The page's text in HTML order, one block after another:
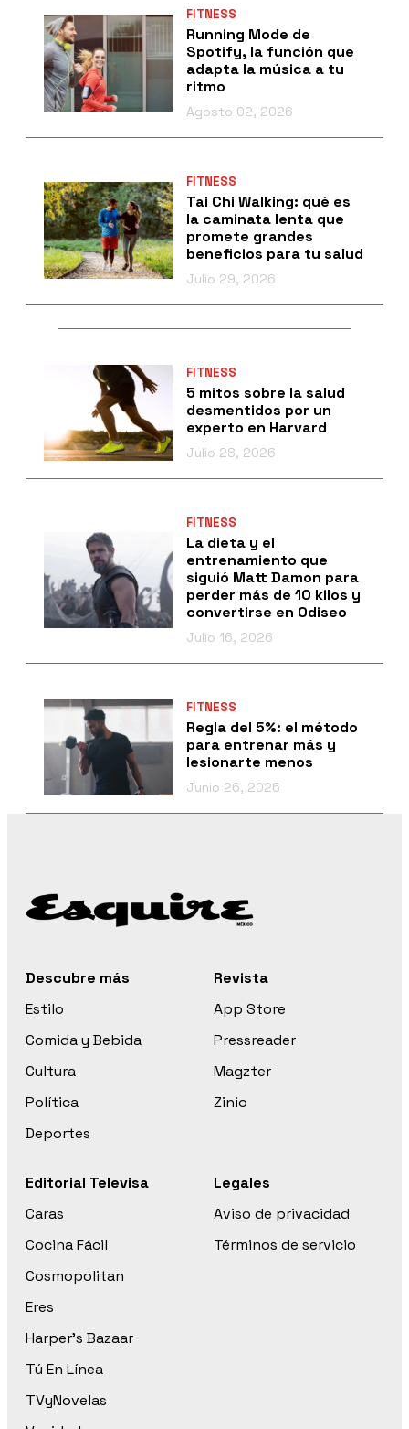
FITNESS
Running Mode de
Spotify, la función que
adapta la música a tu
ritmo
Agosto 02, 2026
FITNESS
Tai Chi Walking: qué es
la caminata lenta que
promete grandes
beneficios para tu salud
Julio 29, 2026
FITNESS
5 mitos sobre la salud
desmentidos por un
experto en Harvard
Julio 28, 2026
FITNESS
La dieta y el
entrenamiento que
siguió Matt Damon para
perder más de 10 kilos y
convertirse en Odiseo
Julio 16, 2026
FITNESS
Regla del 5%: el método
para entrenar más y
lesionarte menos
Junio 26, 2026
Descubre más
Estilo
Comida y Bebida
Cultura
Política
Deportes
Revista
App Store
Pressreader
Magzter
Zinio
Editorial Televisa
Caras
Cocina Fácil
Cosmopolitan
Eres
Harper’s Bazaar
Tú En Línea
TVyNovelas
Legales
Aviso de privacidad
Términos de servicio